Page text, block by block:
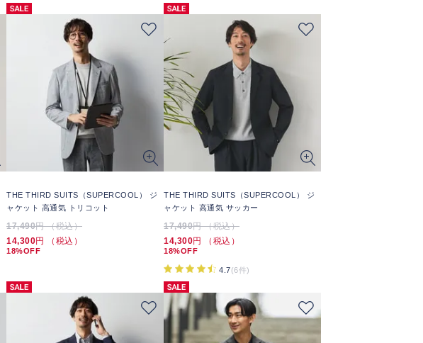
THE THIRD SUITS（SUPERCOOL） ジ
ャケット 高通気 トリコット
17,490円 （税込）
14,300円 （税込）
18%OFF
THE THIRD SUITS（SUPERCOOL） ジ
ャケット 高通気 サッカー
17,490円 （税込）
14,300円 （税込）
18%OFF
4.7(6件)